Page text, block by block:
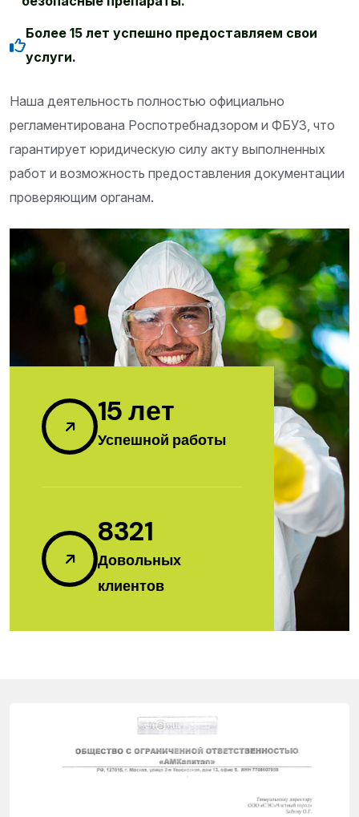
Более 15 лет успешно предоставляем свои
услуги.
Наша деятельность полностью официально
регламентирована Роспотребнадзором и ФБУЗ, что
гарантирует юридическую силу акту выполненных
работ и возможность предоставления документации
проверяющим органам.
15лет
Успешной работы
8321
Довольных
клиентов